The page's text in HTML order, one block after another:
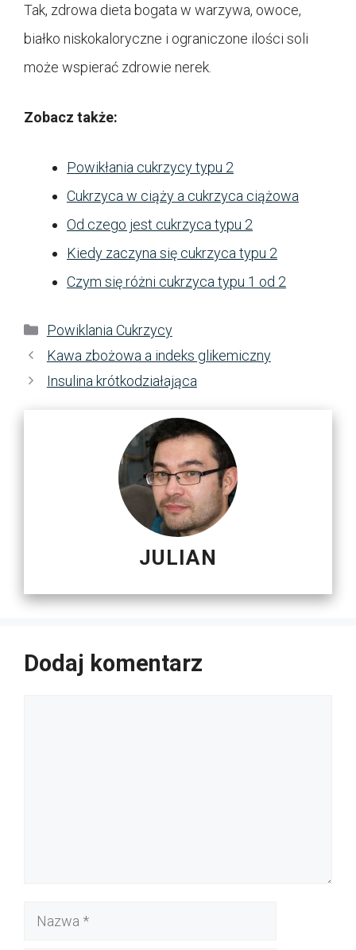
Tak, zdrowa dieta bogata w warzywa, owoce,
białko niskokaloryczne i ograniczone ilości soli
może wspierać zdrowie nerek.
Zobacz także:
Powikłania cukrzycy typu 2
Cukrzyca w ciąży a cukrzyca ciążowa
Od czego jest cukrzyca typu 2
Kiedy zaczyna się cukrzyca typu 2
Czym się różni cukrzyca typu 1 od 2
Kategorie
Powiklania Cukrzycy
Kawa zbożowa a indeks glikemiczny
Insulina krótkodziałająca
JULIAN
Dodaj komentarz
Nazwa